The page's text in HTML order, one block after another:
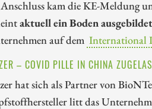
kam die KE-Meldung
aktuell ein Boden
auf dem International
– COVID PILLE IN CHINA
hat sich als Partner von
litt das